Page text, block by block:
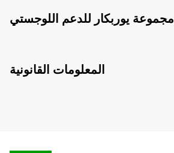
مجموعة يوربكار للدعم اللوجستي
المعلومات القانونية